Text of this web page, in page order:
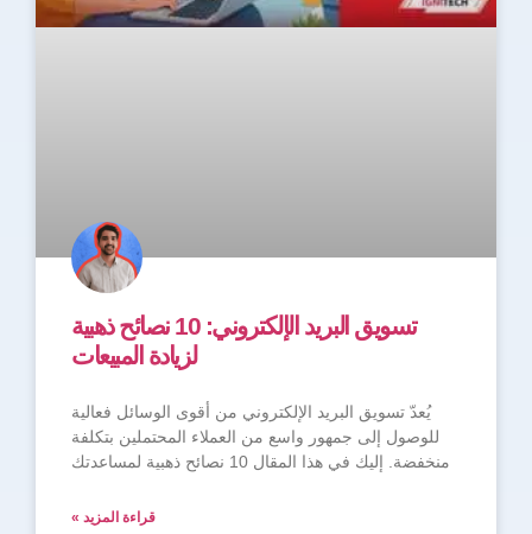
تسويق البريد الإلكتروني: 10 نصائح ذهبية
لزيادة المبيعات
يُعدّ تسويق البريد الإلكتروني من أقوى الوسائل فعالية
للوصول إلى جمهور واسع من العملاء المحتملين بتكلفة
منخفضة. إليك في هذا المقال 10 نصائح ذهبية لمساعدتك
قراءة المزيد »